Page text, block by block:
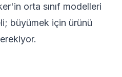
orta sınıf modelleri
büyümek için ürünü